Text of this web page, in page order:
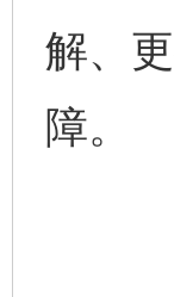
解、
障。